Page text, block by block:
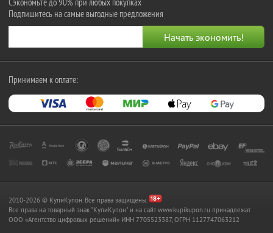
Подпишитесь на самые выгодные предложения
Принимаем к оплате:
2010-2026 © КупиКупон. Все права защищены.
Все права на товарный знак "КупиКупон" и на сайт www.kupikupon.ru принадлежат
OOO «Агентство цифровых решений» ИНН 7705523387, ОГРН 1127747063212